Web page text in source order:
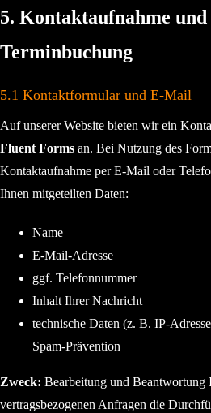
5. Kontaktaufnahme
Terminbuchung
5.1 Kontaktformular und E-Mail
Auf unserer Website bieten wir ein
Fluent Forms an. Bei Nutzung des
Kontaktaufnahme per E-Mail oder
Ihnen mitgeteilten Daten:
Name
E-Mail-Adresse
ggf. Telefonnummer
Inhalt Ihrer Nachricht
technische Daten (z. B. IP-
Spam-Prävention
Zweck: Bearbeitung und Beantwortung
vertragsbezogenen Anfragen die